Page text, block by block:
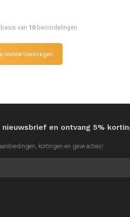
van 10beoordelingen
review toevoegen
en ontvang 5%
kortingen en gave acties!